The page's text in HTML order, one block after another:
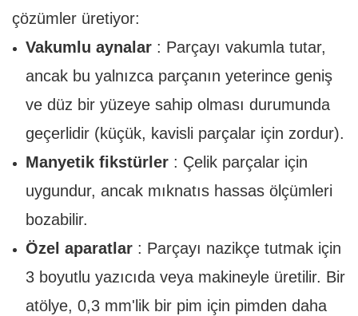
çözümler üretiyor:
Vakumlu aynalar: Parçayı vakumla tutar,
ancak bu yalnızca parçanın yeterince geniş
ve düz bir yüzeye sahip olması durumunda
geçerlidir (küçük, kavisli parçalar için zordur).
Manyetik fikstürler: Çelik parçalar için
uygundur, ancak mıknatıs hassas ölçümleri
bozabilir.
Özel aparatlar: Parçayı nazikçe tutmak için
3 boyutlu yazıcıda veya makineyle üretilir. Bir
atölye, 0,3 mm'lik bir pim için pimden daha